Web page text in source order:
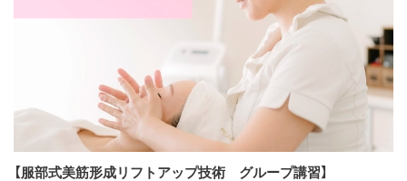
【服部式美筋形成リフトアップ技術 グループ講習】